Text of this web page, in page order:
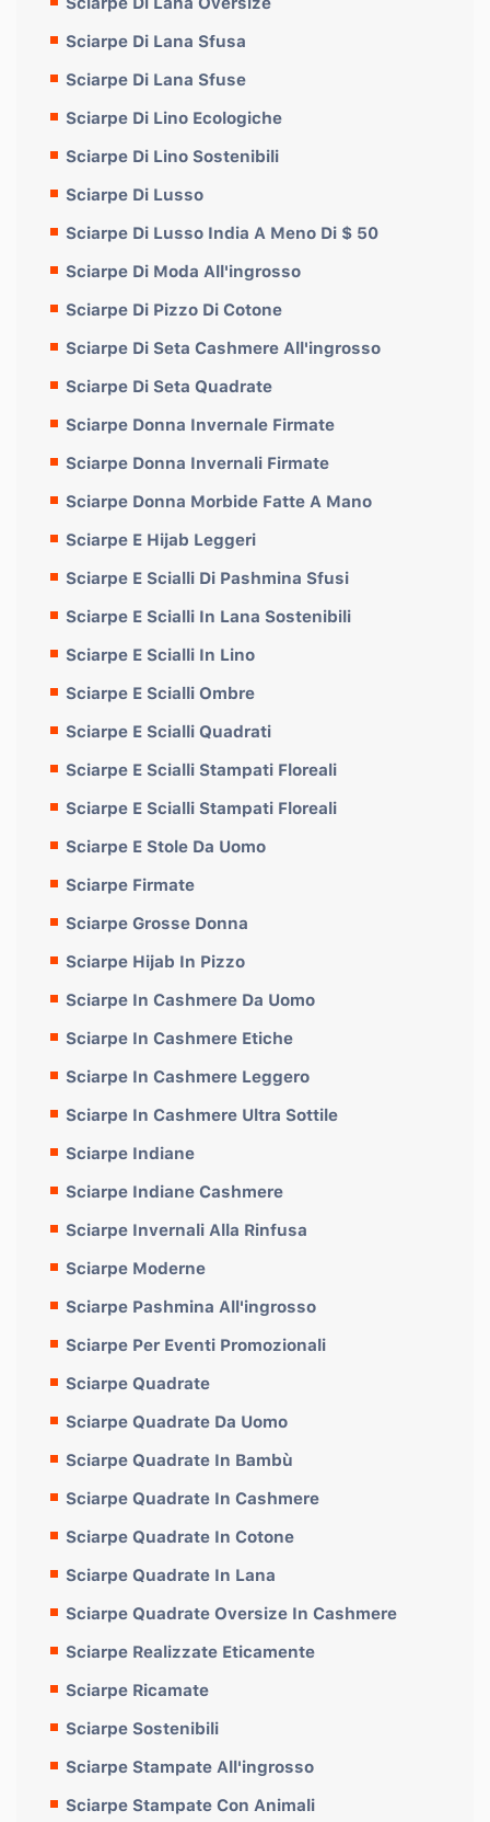
Sciarpe Di Lana Sfusa
Sciarpe Di Lana Sfuse
Sciarpe Di Lino Ecologiche
Sciarpe Di Lino Sostenibili
Sciarpe Di Lusso
Sciarpe Di Lusso India A Meno Di $ 50
Sciarpe Di Moda All'ingrosso
Sciarpe Di Pizzo Di Cotone
Sciarpe Di Seta Cashmere All'ingrosso
Sciarpe Di Seta Quadrate
Sciarpe Donna Invernale Firmate
Sciarpe Donna Invernali Firmate
Sciarpe Donna Morbide Fatte A Mano
Sciarpe E Hijab Leggeri
Sciarpe E Scialli Di Pashmina Sfusi
Sciarpe E Scialli In Lana Sostenibili
Sciarpe E Scialli In Lino
Sciarpe E Scialli Ombre
Sciarpe E Scialli Quadrati
Sciarpe E Scialli Stampati Floreali
Sciarpe E Scialli Stampati Floreali
Sciarpe E Stole Da Uomo
Sciarpe Firmate
Sciarpe Grosse Donna
Sciarpe Hijab In Pizzo
Sciarpe In Cashmere Da Uomo
Sciarpe In Cashmere Etiche
Sciarpe In Cashmere Leggero
Sciarpe In Cashmere Ultra Sottile
Sciarpe Indiane
Sciarpe Indiane Cashmere
Sciarpe Invernali Alla Rinfusa
Sciarpe Moderne
Sciarpe Pashmina All'ingrosso
Sciarpe Per Eventi Promozionali
Sciarpe Quadrate
Sciarpe Quadrate Da Uomo
Sciarpe Quadrate In Bambù
Sciarpe Quadrate In Cashmere
Sciarpe Quadrate In Cotone
Sciarpe Quadrate In Lana
Sciarpe Quadrate Oversize In Cashmere
Sciarpe Realizzate Eticamente
Sciarpe Ricamate
Sciarpe Sostenibili
Sciarpe Stampate All'ingrosso
Sciarpe Stampate Con Animali